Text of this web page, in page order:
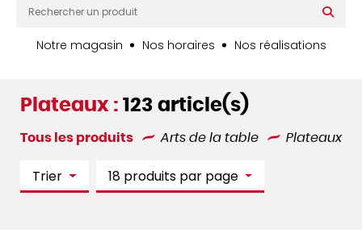
Notre magasin Nos horaires Nos réalisations
Plateaux : 123 article(s)
Tous les produits Arts de la table Plateaux
Trier 18 produits par page